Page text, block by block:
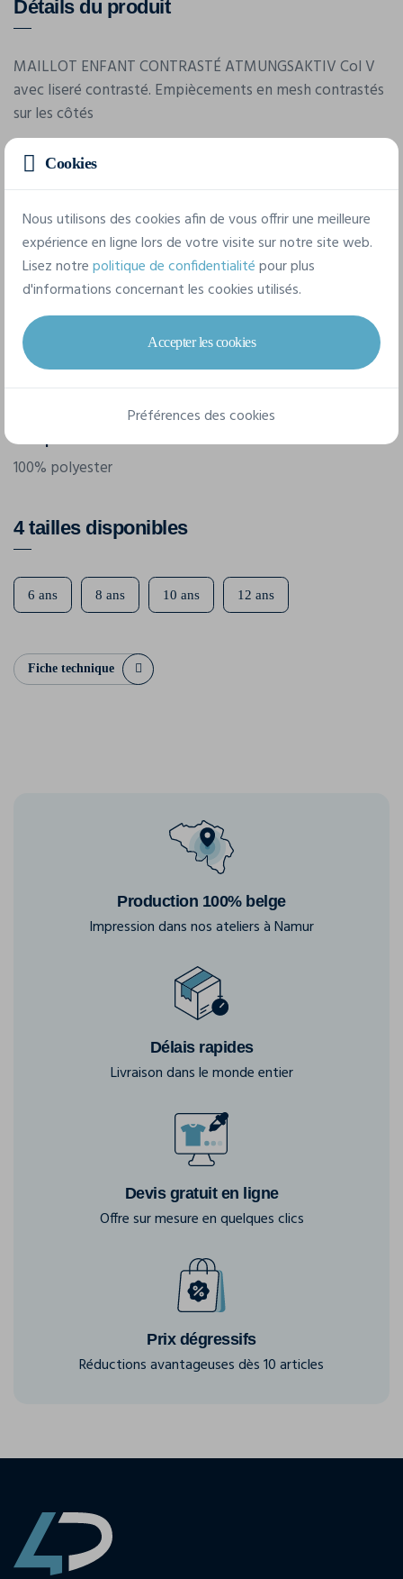
Détails du produit
MAILLOT ENFANT CONTRASTÉ ATMUNGSAKTIV Col V
avec liseré contrasté. Empiècements en mesh contrastés
sur les côtés
Marque
Sol's
01719
Grammage
Composition
100% polyester
4 tailles disponibles
6 ans 8 ans 10 ans 12 ans
Fiche technique
Production 100% belge
Impression dans nos ateliers à Namur
Délais rapides
Livraison dans le monde entier
Devis gratuit en ligne
Offre sur mesure en quelques clics
Prix dégressifs
Réductions avantageuses dès 10 articles
Cookies
Nous utilisons des cookies afin de vous offrir une meilleure
expérience en ligne lors de votre visite sur notre site web.
Lisez notrepolitique de confidentialitépour plus
d'informations concernant les cookies utilisés.
Accepter les cookies
Préférences des cookies